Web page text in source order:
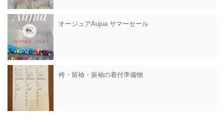
オージュアAujua サマーセール
袴・留袖・振袖の着付準備物